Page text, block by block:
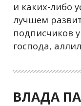
и каких-либо
лучшем
подписчиков
господа,
ВЛАДА